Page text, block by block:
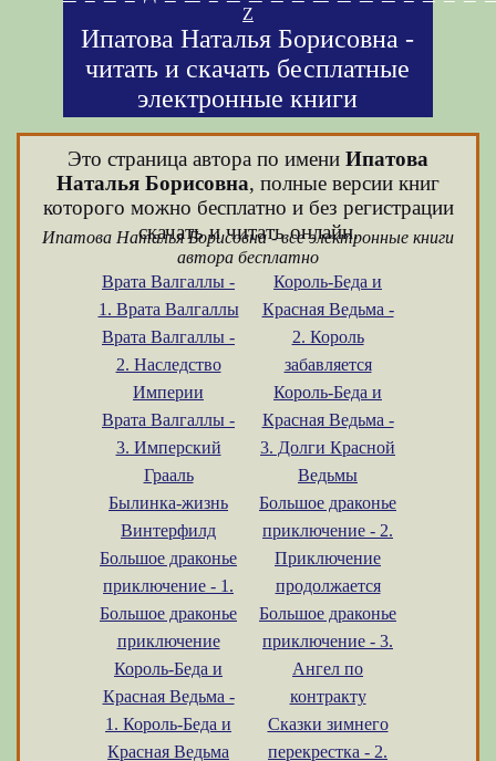
Z
Ипатова Наталья Борисовна -
читать и скачать бесплатные
электронные книги
Это страница автора по имени Ипатова
Наталья Борисовна, полные версии книг
которого можно бесплатно и без регистрации
скачать и читать онлайн.
Ипатова Наталья Борисовна - все электронные книги
автора бесплатно
Врата Валгаллы -
1. Врата Валгаллы
Врата Валгаллы -
2. Наследство
Империи
Врата Валгаллы -
3. Имперский
Грааль
Былинка-жизнь
Винтерфилд
Большое драконье
приключение - 1.
Большое драконье
приключение
Король-Беда и
Красная Ведьма -
1. Король-Беда и
Красная Ведьма
Король-Беда и
Красная Ведьма -
2. Король
забавляется
Король-Беда и
Красная Ведьма -
3. Долги Красной
Ведьмы
Большое драконье
приключение - 2.
Приключение
продолжается
Большое драконье
приключение - 3.
Ангел по
контракту
Сказки зимнего
перекрестка - 2.